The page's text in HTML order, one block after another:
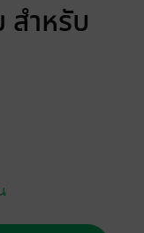
สำหรับ